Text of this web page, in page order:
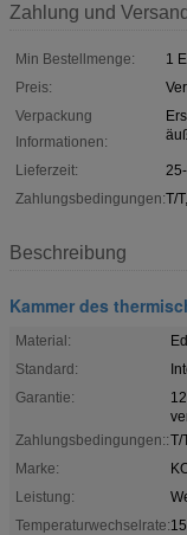
Zahlung und
Min Bestellmenge:
1
Preis:
Verpackung
Informationen:
Lieferzeit:
Zahlungsbedingungen:T/
Beschreibung
Kammer des
Material:
Standard:
Garantie:
Zahlungsbedingungen::T/
Marke:
Leistung:
Temperaturwechselrate: